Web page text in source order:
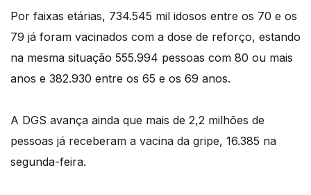
Por faixas etárias, 734.545 mil idosos entre os 70 e os
79 já foram vacinados com a dose de reforço, estando
na mesma situação 555.994 pessoas com 80 ou mais
anos e 382.930 entre os 65 e os 69 anos.
A DGS avança ainda que mais de 2,2 milhões de
pessoas já receberam a vacina da gripe, 16.385 na
segunda-feira.